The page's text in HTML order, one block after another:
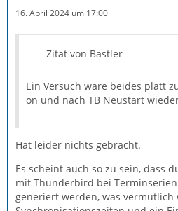
16. April 2024 um 17:00
Zitat von Bastler
Ein Versuch wäre beides platt
on und nach TB Neustart
Hat leider nichts gebracht.
Es scheint auch so zu sein, dass
mit Thunderbird bei
generiert werden, was vermutlich